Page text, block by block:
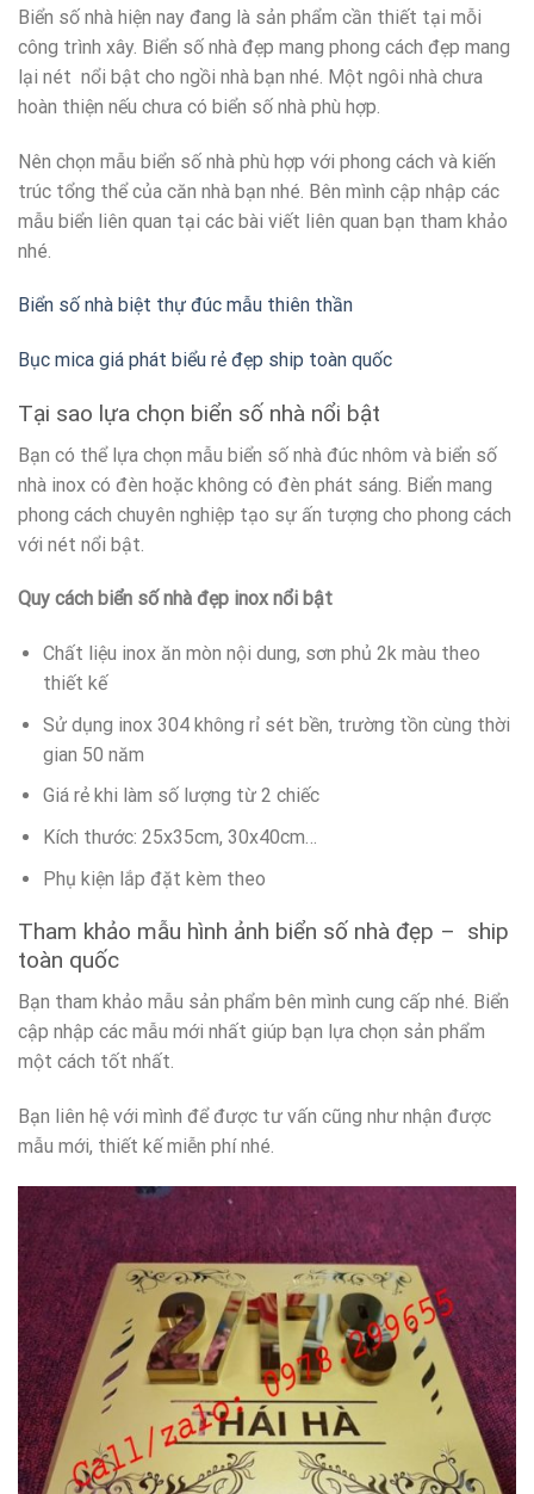
Biển số nhà hiện nay đang là sản phẩm cần thiết tại mỗi
công trình xây. Biển số nhà đẹp mang phong cách đẹp mang
lại nét nổi bật cho ngồi nhà bạn nhé. Một ngôi nhà chưa
hoàn thiện nếu chưa có biển số nhà phù hợp.
Nên chọn mẫu biển số nhà phù hợp với phong cách và kiến
trúc tổng thể của căn nhà bạn nhé. Bên mình cập nhập các
mẫu biển liên quan tại các bài viết liên quan bạn tham khảo
nhé.
Biển số nhà biệt thự đúc mẫu thiên thần
Bục mica giá phát biểu rẻ đẹp ship toàn quốc
Tại sao lựa chọn biển số nhà nổi bật
Bạn có thể lựa chọn mẫu biển số nhà đúc nhôm và biển số
nhà inox có đèn hoặc không có đèn phát sáng. Biển mang
phong cách chuyên nghiệp tạo sự ấn tượng cho phong cách
với nét nổi bật.
Quy cách biển số nhà đẹp inox nổi bật
Chất liệu inox ăn mòn nội dung, sơn phủ 2k màu theo
thiết kế
Sử dụng inox 304 không rỉ sét bền, trường tồn cùng thời
gian 50 năm
Giá rẻ khi làm số lượng từ 2 chiếc
Kích thước: 25x35cm, 30x40cm…
Phụ kiện lắp đặt kèm theo
Tham khảo mẫu hình ảnh biển số nhà đẹp – ship
toàn quốc
Bạn tham khảo mẫu sản phẩm bên mình cung cấp nhé. Biển
cập nhập các mẫu mới nhất giúp bạn lựa chọn sản phẩm
một cách tốt nhất.
Bạn liên hệ với mình để được tư vấn cũng như nhận được
mẫu mới, thiết kế miễn phí nhé.